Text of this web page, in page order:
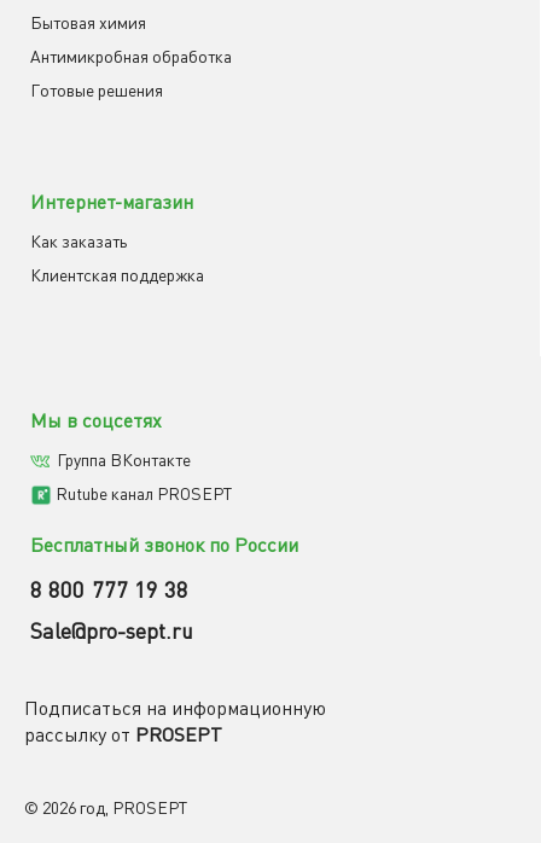
Бытовая химия
Антимикробная обработка
Готовые решения
Интернет-магазин
Как заказать
Клиентская поддержка
Мы в соцсетях
Группа ВКонтакте
Rutube канал PROSEPT
Бесплатный звонок по России
8 800 777 19 38
Sale@pro-sept.ru
Подписаться на информационную
рассылку от PROSEPT
© 2026 год, PROSEPT